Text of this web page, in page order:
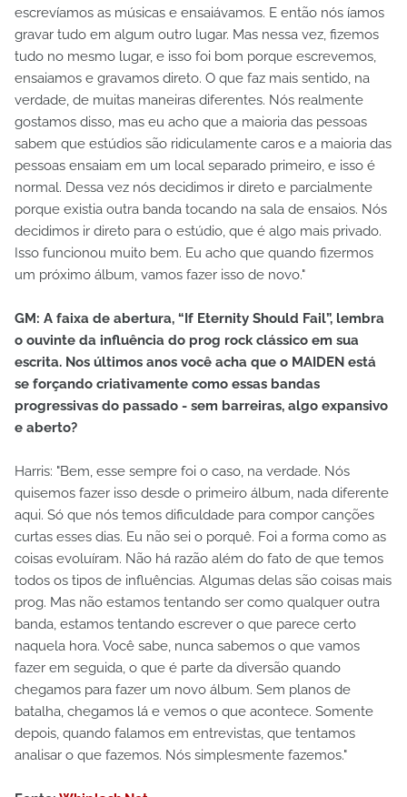
escrevíamos as músicas e ensaiávamos. E então nós íamos
gravar tudo em algum outro lugar. Mas nessa vez, fizemos
tudo no mesmo lugar, e isso foi bom porque escrevemos,
ensaiamos e gravamos direto. O que faz mais sentido, na
verdade, de muitas maneiras diferentes. Nós realmente
gostamos disso, mas eu acho que a maioria das pessoas
sabem que estúdios são ridiculamente caros e a maioria das
pessoas ensaiam em um local separado primeiro, e isso é
normal. Dessa vez nós decidimos ir direto e parcialmente
porque existia outra banda tocando na sala de ensaios. Nós
decidimos ir direto para o estúdio, que é algo mais privado.
Isso funcionou muito bem. Eu acho que quando fizermos
um próximo álbum, vamos fazer isso de novo."
GM: A faixa de abertura, “If Eternity Should Fail”, lembra
o ouvinte da influência do prog rock clássico em sua
escrita. Nos últimos anos você acha que o MAIDEN está
se forçando criativamente como essas bandas
progressivas do passado - sem barreiras, algo expansivo
e aberto?
Harris: "Bem, esse sempre foi o caso, na verdade. Nós
quisemos fazer isso desde o primeiro álbum, nada diferente
aqui. Só que nós temos dificuldade para compor canções
curtas esses dias. Eu não sei o porquê. Foi a forma como as
coisas evoluíram. Não há razão além do fato de que temos
todos os tipos de influências. Algumas delas são coisas mais
prog. Mas não estamos tentando ser como qualquer outra
banda, estamos tentando escrever o que parece certo
naquela hora. Você sabe, nunca sabemos o que vamos
fazer em seguida, o que é parte da diversão quando
chegamos para fazer um novo álbum. Sem planos de
batalha, chegamos lá e vemos o que acontece. Somente
depois, quando falamos em entrevistas, que tentamos
analisar o que fazemos. Nós simplesmente fazemos."